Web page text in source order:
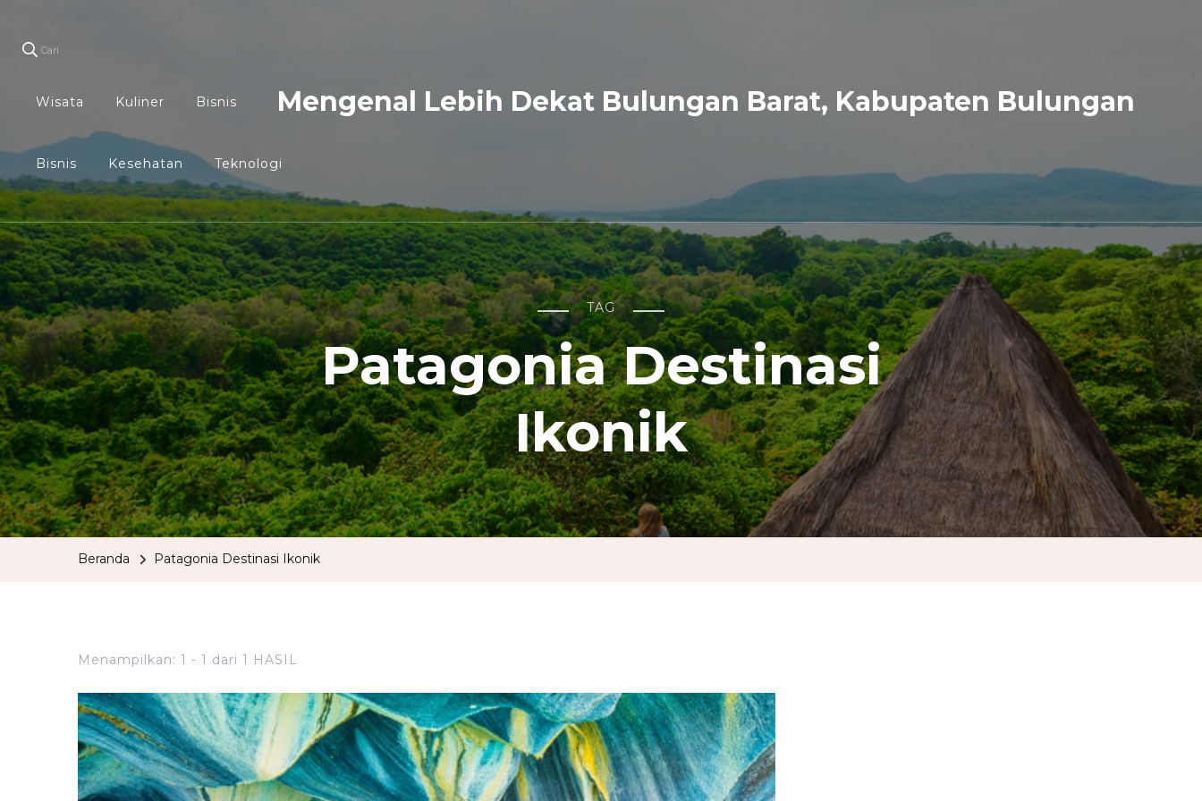
Cari
Wisata Kuliner Bisnis Mengenal Lebih Dekat Bulungan Barat, Kabupaten Bulungan
Bisnis Kesehatan Teknologi
TAG
Patagonia Destinasi
Ikonik
Beranda Patagonia Destinasi Ikonik
Menampilkan: 1 - 1 dari 1 HASIL